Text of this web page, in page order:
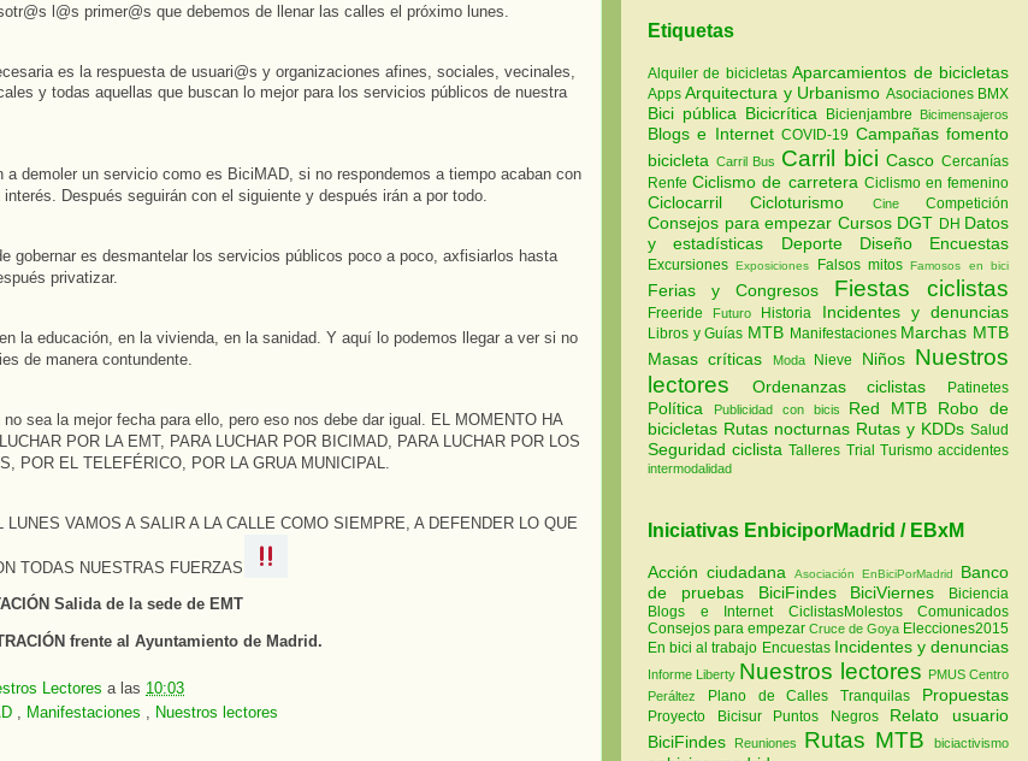
l@s primer@s que debemos de llenar las calles el próximo lunes.
es la respuesta de usuari@s y organizaciones afines, sociales, vecinales,
y todas aquellas que buscan lo mejor para los servicios públicos de nuestra
a demoler un servicio como es BiciMAD, si no respondemos a tiempo acaban con
Después seguirán con el siguiente y después irán a por todo.
gobernar es desmantelar los servicios públicos poco a poco, axfisiarlos hasta
privatizar.
la educación, en la vivienda, en la sanidad. Y aquí lo podemos llegar a ver si no
de manera contundente.
no sea la mejor fecha para ello, pero eso nos debe dar igual. EL MOMENTO HA
POR LA EMT, PARA LUCHAR POR BICIMAD, PARA LUCHAR POR LOS
POR EL TELEFÉRICO, POR LA GRUA MUNICIPAL.
LUNES VAMOS A SALIR A LA CALLE COMO SIEMPRE, A DEFENDER LO QUE
TODAS NUESTRAS FUERZAS
Salida de la sede de EMT
frente al Ayuntamiento de Madrid.
Lectores a las 10:03
Manifestaciones Nuestros lectores
Etiquetas
Alquiler de bicicletasAparcamientos de bicicletas
AppsArquitectura y Urbanismo Asociaciones BMX
Bici pública Bicicrítica Bicienjambre Bicimensajeros
Blogs e InternetCOVID-19 Campañas fomento
bicicleta Carril Bus Carril biciCascoCercanías
RenfeCiclismo de carretera Ciclismo en femenino
CiclocarrilCicloturismo CineCompetición
Consejos para empezar Cursos DGT DH Datos
y estadísticas Deporte Diseño Encuestas
ExcursionesExposiciones Falsos mitosFamosos en bici
Ferias y Congresos Fiestas ciclistas
Freeride Futuro Historia Incidentes y denuncias
Libros y Guías MTB Manifestaciones Marchas MTB
Masas críticas
Moda Nieve Niños Nuestros
lectores
Ordenanzas ciclistas Patinetes
Política Publicidad con bicis Red MTB Robo de
bicicletas Rutas nocturnas Rutas y KDDs Salud
Seguridad ciclistaTalleres Trial Turismoaccidentes
intermodalidad
Iniciativas EnbiciporMadrid / EBxM
Acción ciudadana Asociación EnBiciPorMadrid
Banco
de pruebas
BiciFindes BiciViernes
Biciencia
Blogs e Internet
CiclistasMolestos
Comunicados
Consejos para empezar Cruce de Goya Elecciones2015
En bici al trabajo Encuestas Incidentes y denuncias
Informe Liberty Nuestros lectores
PMUS Centro
Peráltez
Plano de Calles Tranquilas Propuestas
Proyecto Bicisur Puntos Negros
Relato usuario
BiciFindes
Reuniones Rutas MTB biciactivismo